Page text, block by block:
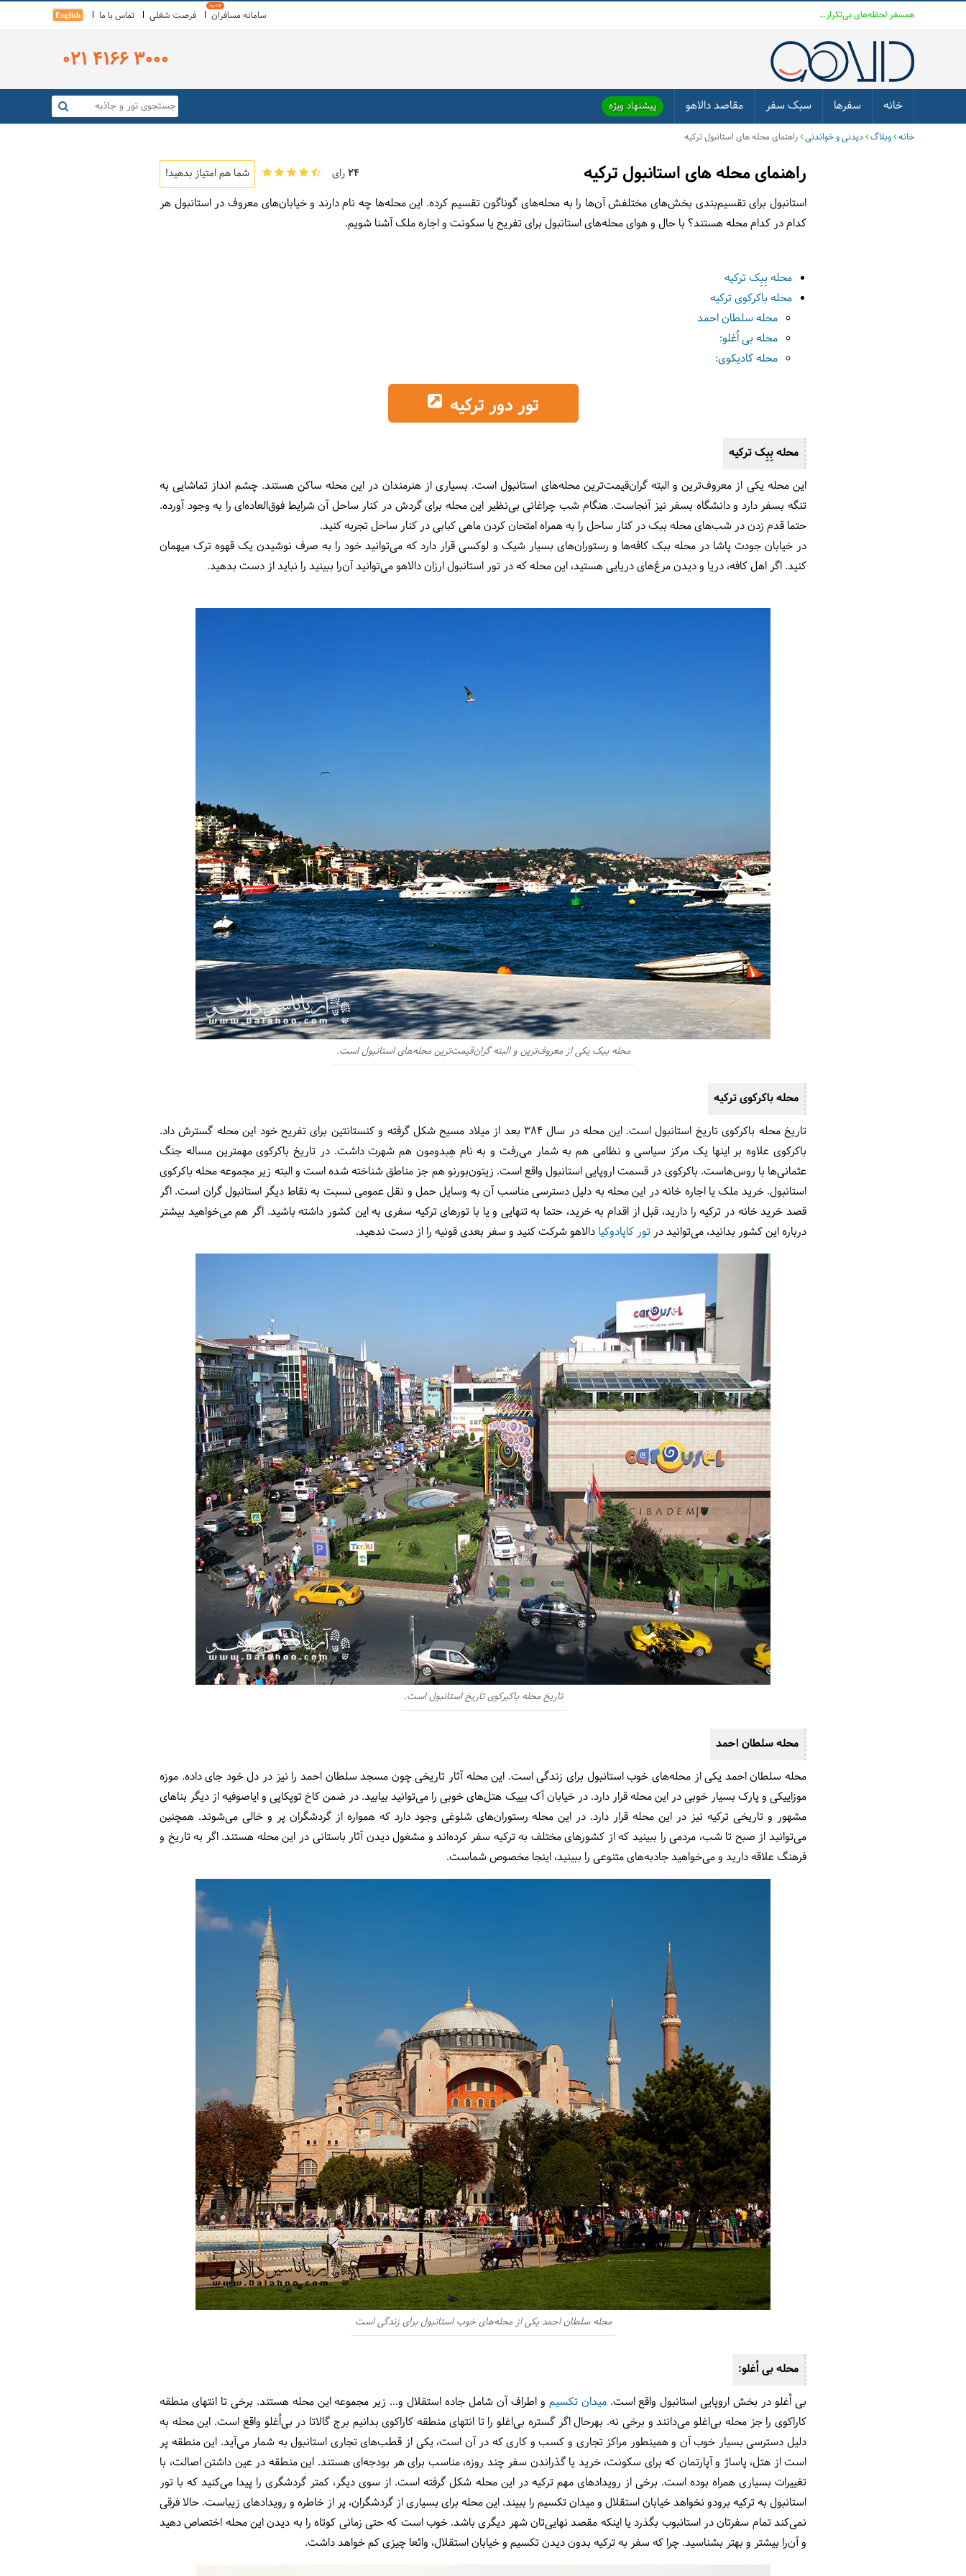
همسفر لحظه‌های بی‌تکرار... سامانه مسافران فرصت شغلی تماس با ما English
021 4166 3000
خانه سفرها سبک سفر مقاصد دالاهو پیشنهاد ویژه
خانه وبلاگ دیدنی و خواندنی راهنمای محله های استانبول ترکیه
راهنمای محله های استانبول ترکیه 24رای شما هم امتیاز بدهید!
استانبول برای تقسیم‌بندی بخش‌های مختلفش آن‌ها را به محله‌های گوناگون تقسیم کرده. این محله‌ها چه نام دارند و خیابان‌های معروف در استانبول هر
کدام در کدام محله هستند؟ با حال و هوای محله‌های استانبول برای تفریح یا سکونت و اجاره ملک آشنا شویم.
محله بِبِک ترکیه
محله باکرکوی ترکیه
محله سلطان احمد
محله بی اُغلو:
محله کادیکوی:
تور دور ترکیه
محله بِبِک ترکیه
این محله یکی از معروف‌ترین و البته گران‌قیمت‌ترین محله‌های استانبول است. بسیاری از هنرمندان در این محله ساکن هستند. چشم انداز تماشایی به
تنگه بسفر دارد و دانشگاه بسفر نیز آنجاست. هنگام شب چراغانی بی‌نظیر این محله برای گردش در کنار ساحل آن شرایط فوق‌العاده‌ای را به وجود آورده.
حتما قدم زدن در شب‌های محله ببک در کنار ساحل را به همراه امتحان کردن ماهی کبابی در کنار ساحل تجربه کنید.
در خیابان جودت پاشا در محله ببک کافه‌ها و رستوران‌های بسیار شیک و لوکسی قرار دارد که می‌توانید خود را به صرف نوشیدن یک قهوه ترک میهمان
کنید. اگر اهل کافه، دریا و دیدن مرغ‌های دریایی هستید، این محله که در تور استانبول ارزان دالاهو می‌توانید آن‌را ببینید را نباید از دست بدهید.
محله ببک یکی از معروف‌ترین و البته گران‌قیمت‌ترین محله‌های استانبول است.
محله باکرکوی ترکیه
تاریخ محله باکرکوی تاریخ استانبول است. این محله در سال 384 بعد از میلاد مسیح شکل گرفته و کنستانتین برای تفریح خود این محله گسترش داد.
باکرکوی علاوه بر اینها یک مرکز سیاسی و نظامی هم به شمار می‌رفت و به نام هِبدومون هم شهرت داشت. در تاریخ باکرکوی مهمترین مساله جنگ
عثمانی‌ها با روس‌هاست. باکرکوی در قسمت اروپایی استانبول واقع است. زیتون‌بورنو هم جز مناطق شناخته شده است و البته زیر مجموعه محله باکرکوی
استانبول. خرید ملک یا اجاره خانه در این محله به دلیل دسترسی مناسب آن به وسایل حمل و نقل عمومی نسبت به نقاط دیگر استانبول گران است. اگر
قصد خرید خانه در ترکیه را دارید، قبل از اقدام به خرید، حتما به تنهایی و یا با تورهای ترکیه سفری به این کشور داشته باشید. اگر هم می‌خواهید بیشتر
درباره این کشور بدانید، می‌توانید درتور کاپادوکیا دالاهو شرکت کنید و سفر بعدی قونیه را از دست ندهید.
تاریخ محله باکیرکوی تاریخ استانبول است.
محله سلطان احمد
محله سلطان احمد یکی از محله‌های خوب استانبول برای زندگی است. این محله آثار تاریخی چون مسجد سلطان احمد را نیز در دل خود جای داده. موزه
موزاییکی و پارک بسیار خوبی در این محله قرار دارد. در خیابان آک بییک هتل‌های خوبی را می‌توانید بیابید. در ضمن کاخ توپکاپی و ایاصوفیه از دیگر بناهای
مشهور و تاریخی ترکیه نیز در این محله قرار دارد. در این محله رستوران‌های شلوغی وجود دارد که همواره از گردشگران پر و خالی می‌شوند. همچنین
می‌توانید از صبح تا شب، مردمی را ببینید که از کشورهای مختلف به ترکیه سفر کرده‌اند و مشغول دیدن آثار باستانی در این محله هستند. اگر به تاریخ و
فرهنگ علاقه دارید و می‌خواهید جادبه‌های متنوعی را ببینید، اینجا مخصوص شماست.
محله سلطان احمد یکی از محله‌های خوب استانبول برای زندگی است
محله بی اُغلو:
بی اُغلو در بخش اروپایی استانبول واقع است.میدان تکسیم و اطراف آن شامل جاده استقلال و... زیر مجموعه این محله هستند. برخی تا انتهای منطقه
کاراکوی را جز محله بی‌اغلو می‌دانند و برخی نه. بهرحال اگر گستره بی‌اغلو را تا انتهای منطقه کاراکوی بدانیم برج گالاتا در بی‌اُغلو واقع است. این محله به
دلیل دسترسی بسیار خوب آن و همینطور مراکز تجاری و کسب و کاری که در آن است، یکی از قطب‌های تجاری استانبول به شمار می‌آید. این منطقه پر
است از هتل، پاساژ و آپارتمان که برای سکونت، خرید یا گذراندن سفر چند روزه، مناسب برای هر بودجه‌ای هستند. این منطقه در عین داشتن اصالت، با
تغییرات بسیاری همراه بوده است. برخی از رویدادهای مهم ترکیه در این محله شکل گرفته است. از سوی دیگر، کمتر گردشگری را پیدا می‌کنید که با تور
استانبول به ترکیه برودو نخواهد خیابان استقلال و میدان تکسیم را ببیند. این محله برای بسیاری از گردشگران، پر از خاطره و رویدادهای زیباست. حالا فرقی
نمی‌کند تمام سفرتان در استانبوب بگذرد یا اینکه مقصد نهایی‌تان شهر دیگری باشد. خوب است که حتی زمانی کوتاه را به دیدن این محله اختصاص دهید
و آن‌را بیشتر و بهتر بشناسید. چرا که سفر به ترکیه بدون دیدن تکسیم و خیابان استقلال، واثعا چیزی کم خواهد داشت.